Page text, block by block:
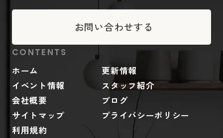
お問い合わせする
CONTENTS
ホーム
更新情報
イベント情報
スタッフ紹介
会社概要
ブログ
サイトマップ
プライバシーポリシー
利用規約